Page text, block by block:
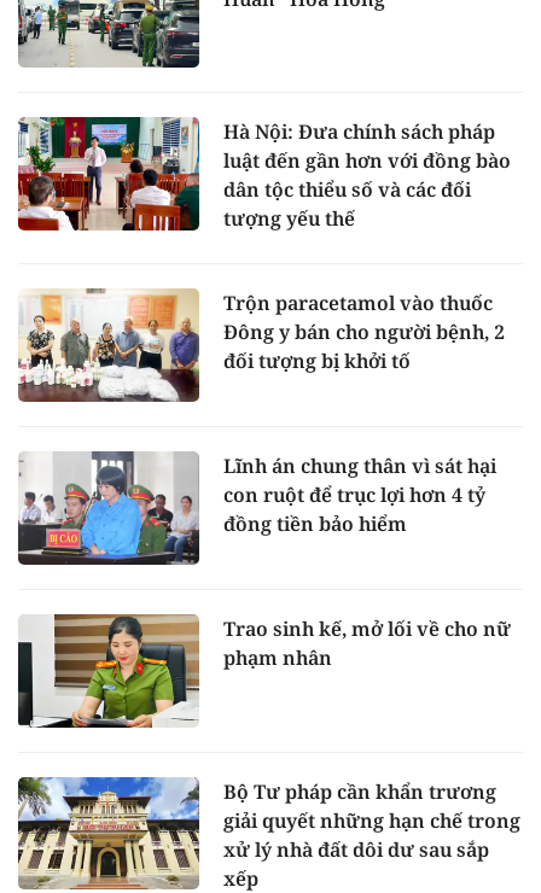
Hà Nội: Đưa chính sách pháp
luật đến gần hơn với đồng bào
dân tộc thiểu số và các đối
tượng yếu thế
Trộn paracetamol vào thuốc
Đông y bán cho người bệnh, 2
đối tượng bị khởi tố
Lĩnh án chung thân vì sát hại
con ruột để trục lợi hơn 4 tỷ
đồng tiền bảo hiểm
Trao sinh kế, mở lối về cho nữ
phạm nhân
Bộ Tư pháp cần khẩn trương
giải quyết những hạn chế trong
xử lý nhà đất dôi dư sau sắp
xếp